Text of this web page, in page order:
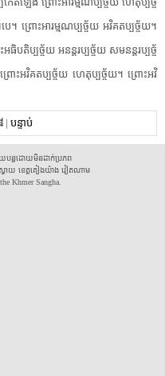
។ ព្រោះ​អារម្មណ​ប្ប​ច្ច័​យ អវិ​គត​ប្ប​ច្ច័​យ។
ប្ប​ច្ច័​យ អនន្ដរ​ប្ប​ច្ច័​យ សម​នន្ដ​រប្ប​ច្ច័​
ះ​អវិ​គត​ប្ប​ច្ច័​យ ហេតុ​ប្ប​ច្ច័​យ។ ព្រោះ​អវិ​
| បន្ទាប់
យបន្តដោយមិនដាក់ប្រភព
យ ខេត្តគៀងយ៉ាង វៀតណាម
Khmer Sangha.